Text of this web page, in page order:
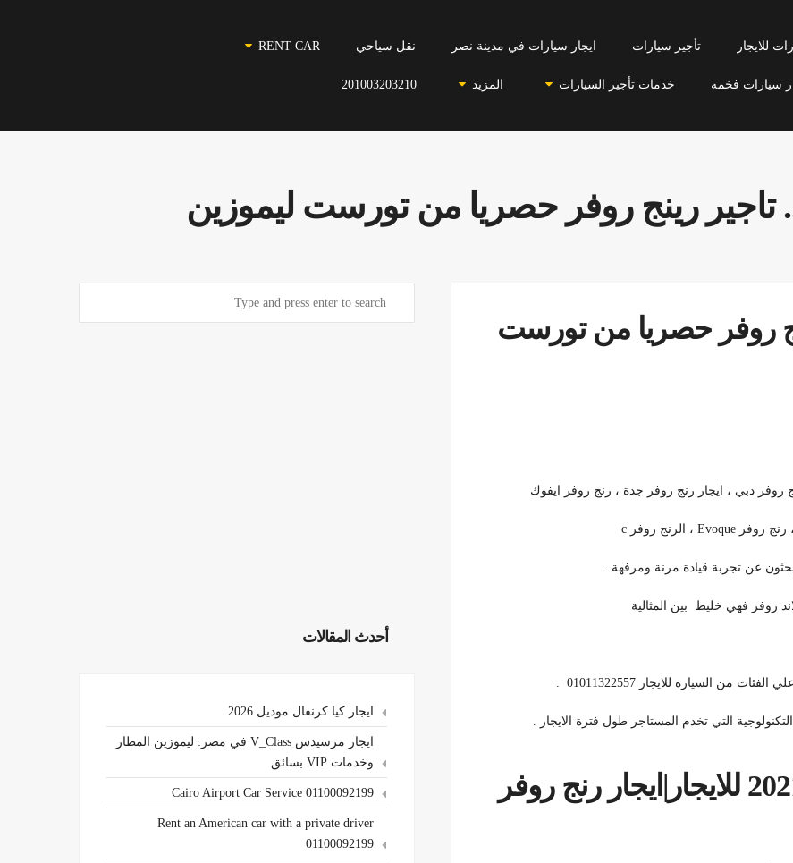
للايجار تأجير سيارات ايجار سيارات في مدينة نصر نقل سياحي RENT CAR
سيارات فخمه خدمات تأجير السيارات المزيد 201003203210
تاجير رينج روفر حصريا من تورست ليموزين
رينج روفر حصريا من تورست
دبي ، ايجار رنج روفر جدة ، رنج روفر ايفوك
عن تجربة قيادة مرنة ومرفهة .
روفر فهي خليط بين المثالية
السيارة للايجار 01011322557 .
التي تخدم المستاجر طول فترة الايجار .
ايجار رنج روفر
أحدث المقالات
ايجار كيا كرنفال موديل 2026
ايجار مرسيدس V_Class في مصر: ليموزين المطار
وخدمات VIP بسائق
Cairo Airport Car Service 01100092199
Rent an American car with a private driver
01100092199